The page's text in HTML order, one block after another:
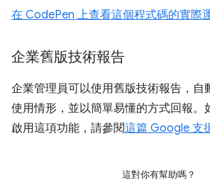
在 CodePen 上查看這個程式碼的實際
企業舊版技術報告
企業管理員可以使用舊版技術報告，自
使用情形，並以簡單易懂的方式回報。
啟用這項功能，請參閱這篇 Google 支
這對你有幫助嗎？